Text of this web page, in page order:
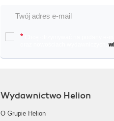
*
Wydawnictwo Helion
O Grupie Helion